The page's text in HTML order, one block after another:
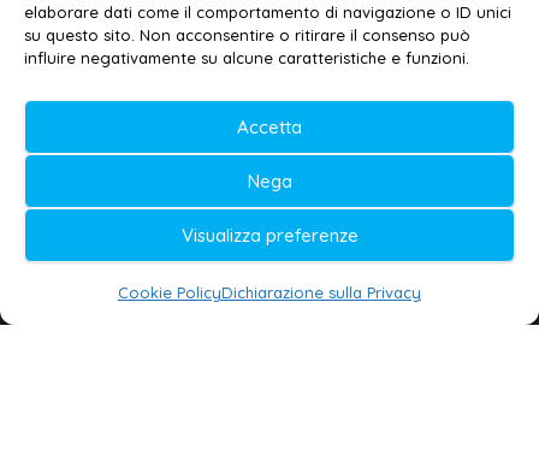
elaborare dati come il comportamento di navigazione o ID unici
su questo sito. Non acconsentire o ritirare il consenso può
influire negativamente su alcune caratteristiche e funzioni.
Accetta
Nega
Visualizza preferenze
Cookie PolicyDichiarazione sulla Privacy
Privacy policy –Cookie policy
Testata iscritta al n. 11/2020 Registro della
Stampa Tribunale di Lecce
Editore e direttore responsabile:
Daniele G. Masciullo